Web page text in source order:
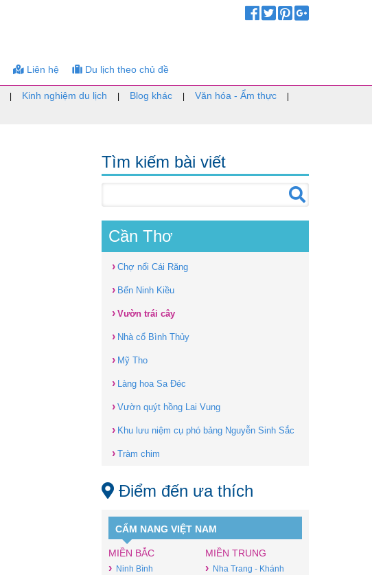
Liên hệ Du lịch theo chủ đề
Kinh nghiệm du lịch Blog khác Văn hóa - Ẩm thực
Tìm kiếm bài viết
Cần Thơ
› Chợ nổi Cái Răng
› Bến Ninh Kiều
› Vườn trái cây
› Nhà cổ Bình Thủy
› Mỹ Tho
› Làng hoa Sa Đéc
› Vườn quýt hồng Lai Vung
› Khu lưu niệm cụ phó bảng Nguyễn Sinh Sắc
› Tràm chim
Điểm đến ưa thích
CẨM NANG VIỆT NAM
MIỀN BẮC
› Ninh Bình
MIỀN TRUNG
› Nha Trang - Khánh